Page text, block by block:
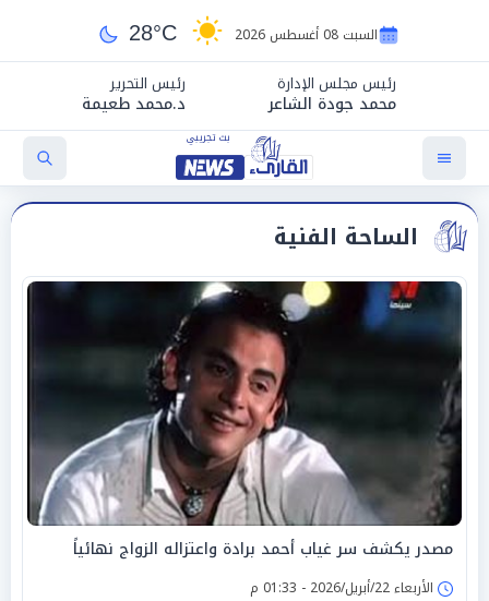
السبت 08 أغسطس 2026 28°C
رئيس مجلس الإدارة
محمد جودة الشاعر
رئيس التحرير
د.محمد طعيمة
الساحة الفنية
مصدر يكشف سر غياب أحمد برادة واعتزاله الزواج نهائياً
الأربعاء 22/أبريل/2026 - 01:33 م